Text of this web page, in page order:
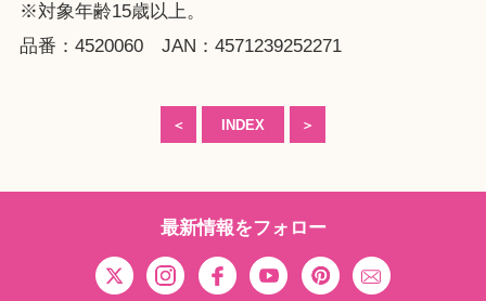
※対象年齢15歳以上。
品番：4520060 JAN：4571239252271
＜ INDEX ＞
最新情報をフォロー